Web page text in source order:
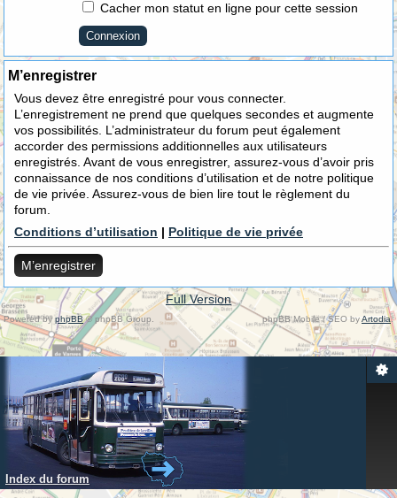
Cacher mon statut en ligne pour cette session
M’enregistrer
Vous devez être enregistré pour vous connecter.
L’enregistrement ne prend que quelques secondes et augmente
vos possibilités. L’administrateur du forum peut également
accorder des permissions additionnelles aux utilisateurs
enregistrés. Avant de vous enregistrer, assurez-vous d’avoir pris
connaissance de nos conditions d’utilisation et de notre politique
de vie privée. Assurez-vous de bien lire tout le règlement du
forum.
Conditions d’utilisation | Politique de vie privée
M’enregistrer
Full Version
Powered byphpBB© phpBB Group. phpBB Mobile / SEO byArtodia.
Index du forum